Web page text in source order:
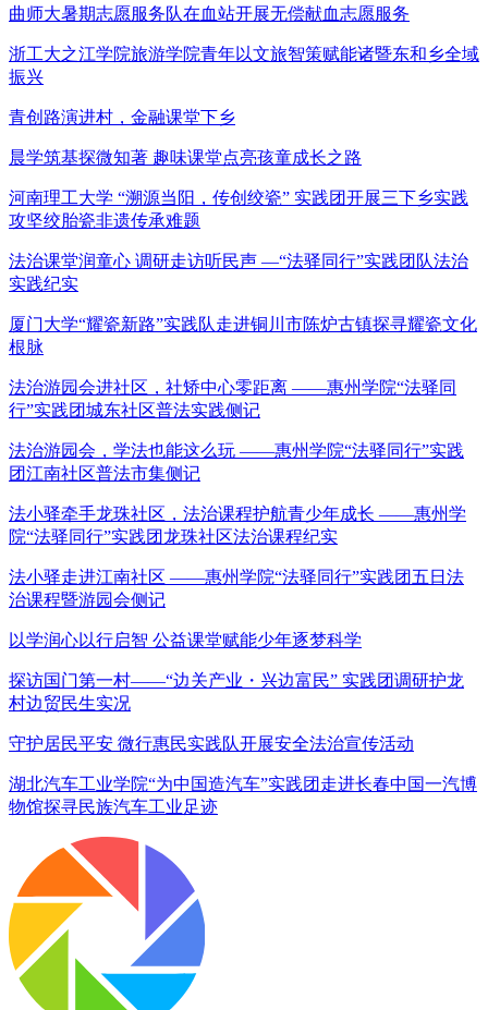
曲师大暑期志愿服务队在血站开展无偿献血志愿服务
浙工大之江学院旅游学院青年以文旅智策赋能诸暨东和乡全域
振兴
青创路演进村，金融课堂下乡
晨学筑基探微知著 趣味课堂点亮孩童成长之路
河南理工大学 “溯源当阳，传创绞瓷” 实践团开展三下乡实践
攻坚绞胎瓷非遗传承难题
法治课堂润童心 调研走访听民声 —“法驿同行”实践团队法治
实践纪实
厦门大学“耀瓷新路”实践队走进铜川市陈炉古镇探寻耀瓷文化
根脉
法治游园会进社区，社矫中心零距离 ——惠州学院“法驿同
行”实践团城东社区普法实践侧记
法治游园会，学法也能这么玩 ——惠州学院“法驿同行”实践
团江南社区普法市集侧记
法小驿牵手龙珠社区，法治课程护航青少年成长 ——惠州学
院“法驿同行”实践团龙珠社区法治课程纪实
法小驿走进江南社区 ——惠州学院“法驿同行”实践团五日法
治课程暨游园会侧记
以学润心以行启智 公益课堂赋能少年逐梦科学
探访国门第一村——“边关产业・兴边富民” 实践团调研护龙
村边贸民生实况
守护居民平安 微行惠民实践队开展安全法治宣传活动
湖北汽车工业学院“为中国造汽车”实践团走进长春中国一汽博
物馆探寻民族汽车工业足迹